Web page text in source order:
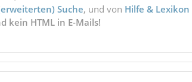
Suche, und von Hilfe & Lexikon
kein HTML in E-Mails!